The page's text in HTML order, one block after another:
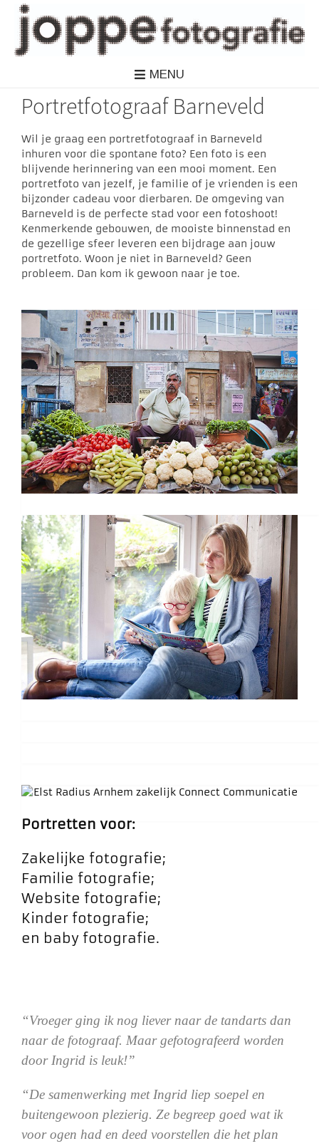
MENU
Portretfotograaf Barneveld
Wil je graag een portretfotograaf in Barneveld
inhuren voor die spontane foto? Een foto is een
blijvende herinnering van een mooi moment. Een
portretfoto van jezelf, je familie of je vrienden is een
bijzonder cadeau voor dierbaren. De omgeving van
Barneveld is de perfecte stad voor een fotoshoot!
Kenmerkende gebouwen, de mooiste binnenstad en
de gezellige sfeer leveren een bijdrage aan jouw
portretfoto. Woon je niet in Barneveld? Geen
probleem. Dan kom ik gewoon naar je toe.
Portretten voor:
Zakelijke fotografie;
Familie fotografie;
Website fotografie;
Kinder fotografie;
en baby fotografie.
“Vroeger ging ik nog liever naar de tandarts dan
naar de fotograaf. Maar gefotografeerd worden
door Ingrid is leuk!”
“De samenwerking met Ingrid liep soepel en
buitengewoon plezierig. Ze begreep goed wat ik
voor ogen had en deed voorstellen die het plan